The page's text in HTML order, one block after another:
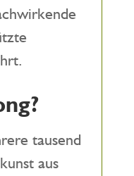
tausend
aus